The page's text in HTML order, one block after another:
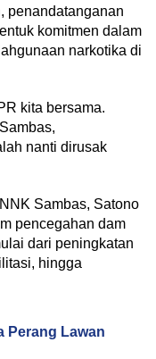
penandatanganan
komitmen dalam
narkotika di
kita bersama.
nanti dirusak
Sambas, Satono
pencegahan dam
dari peningkatan
hingga
Perang Lawan